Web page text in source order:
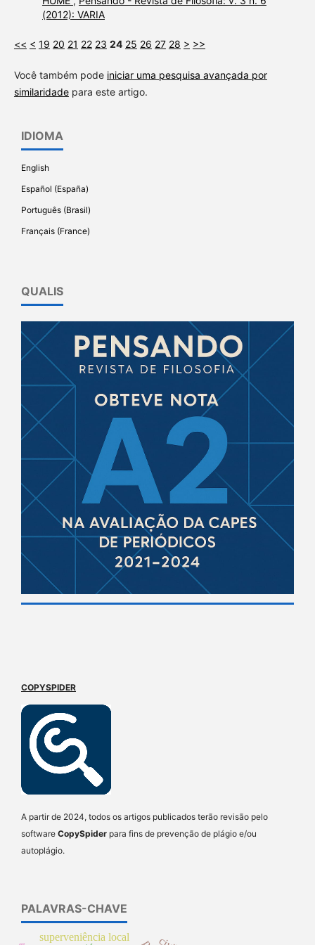
(2012): VARIA
<< < 19 20 21 22 23 24 25 26 27 28 > >>
Você também pode iniciar uma pesquisa avançada por
similaridadepara este artigo.
IDIOMA
English
Español (España)
Português (Brasil)
Français (France)
QUALIS
COPYSPIDER
A partir de 2024, todos os artigos publicados terão revisão pelo
software CopySpider para fins de prevenção de plágio e/ou
autoplágio.
PALAVRAS-CHAVE
superveniência local